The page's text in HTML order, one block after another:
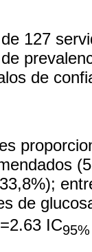
127
de
de
IC95%